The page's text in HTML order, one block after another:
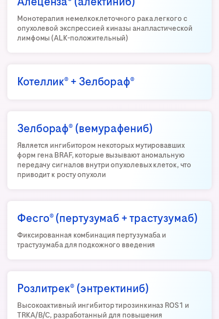
Монотерапия немелкоклеточного рака легкого с
опухолевой экспрессией киназы анапластической
лимфомы (ALK-положительный)
Котеллик® + Зелбораф®
Зелбораф® (вемурафениб)
Является ингибитором некоторых мутировавших
форм гена BRAF, которые вызывают аномальную
передачу сигналов внутри опухолевых клеток, что
приводит к росту опухоли
Фесго® (пертузумаб + трастузумаб)
Фиксированная комбинация пертузумаба и
трастузумаба для подкожного введения
Розлитрек® (энтректиниб)
Высокоактивный ингибитор тирозинкиназ ROS1 и
TRKA/B/C, разработанный для повышения